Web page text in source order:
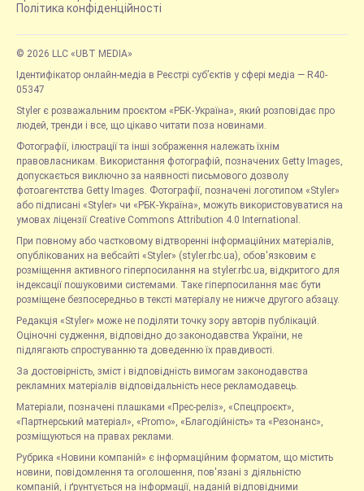
Політика конфіденційності
© 2026 LLC «UBT MEDIA»
Ідентифікатор онлайн-медіа в Реєстрі суб’єктів у сфері медіа — R40-
05347
Styler є розважальним проєктом «РБК-Україна», який розповідає про
людей, тренди і все, що цікаво читати поза новинами.
Фотографії, ілюстрації та інші зображення належать їхнім
правовласникам. Використання фотографій, позначених Getty Images,
допускається виключно за наявності письмового дозволу
фотоагентства Getty Images. Фотографії, позначені логотипом «Styler»
або підписані «Styler» чи «РБК-Україна», можуть використовуватися на
умовах ліцензії Creative Commons Attribution 4.0 International.
При повному або частковому відтворенні інформаційних матеріалів,
опублікованих на вебсайті «Styler» (styler.rbc.ua), обов'язковим є
розміщення активного гіперпосилання на styler.rbc.ua, відкритого для
індексації пошуковими системами. Таке гіперпосилання має бути
розміщене безпосередньо в тексті матеріалу не нижче другого абзацу.
Редакція «Styler» може не поділяти точку зору авторів публікацій.
Оціночні судження, відповідно до законодавства України, не
підлягають спростуванню та доведенню їх правдивості.
За достовірність, зміст і відповідність вимогам законодавства
рекламних матеріалів відповідальність несе рекламодавець.
Матеріали, позначені плашками «Прес-реліз», «Спецпроєкт»,
«Партнерський матеріал», «Promo», «Благодійність» та «Резонанс»,
розміщуються на правах реклами.
Рубрика «Новини компаній» є інформаційним форматом, що містить
новини, повідомлення та оголошення, пов'язані з діяльністю
компаній, і ґрунтується на інформації, наданій відповідними